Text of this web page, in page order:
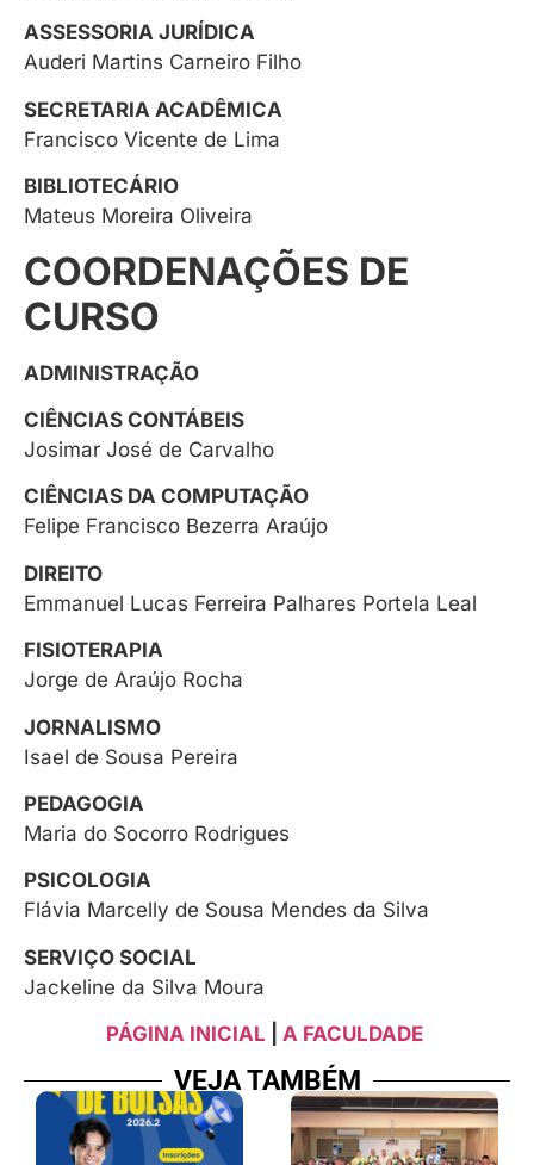
ASSESSORIA JURÍDICA
Auderi Martins Carneiro Filho
SECRETARIA ACADÊMICA
Francisco Vicente de Lima​
BIBLIOTECÁRIO
Mateus Moreira Oliveira
COORDENAÇÕES DE
CURSO
ADMINISTRAÇÃO
CIÊNCIAS CONTÁBEIS
Josimar José de Carvalho
CIÊNCIAS DA COMPUTAÇÃO
Felipe Francisco Bezerra Araújo
DIREITO
Emmanuel Lucas Ferreira Palhares Portela Leal
FISIOTERAPIA
Jorge de Araújo Rocha
JORNALISMO
Isael de Sousa Pereira
PEDAGOGIA
Maria do Socorro Rodrigues
PSICOLOGIA
Flávia Marcelly de Sousa Mendes da Silva
SERVIÇO SOCIAL
Jackeline da Silva Moura
PÁGINA INICIAL
A FACULDADE
VEJA TAMBÉM